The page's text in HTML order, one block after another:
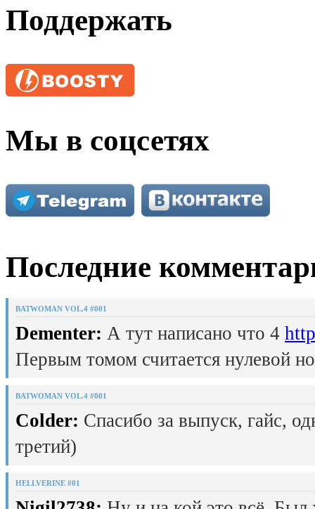
Поддержать
Мы в соцсетях
Последние
BATWOMAN VOL.4 #001
Dementer: А тут написано что 4
Первым томом считается нулевой
BATWOMAN VOL.4 #001
Colder: Спасибо за выпуск, гайс,
третий)
HELLVERINE #01